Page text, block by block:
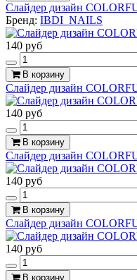
Слайдер дизайн
Бренд: IBDI_NAILS
140 руб
В корзину
Слайдер дизайн
140 руб
В корзину
Слайдер дизайн
140 руб
В корзину
Слайдер дизайн
140 руб
В корзину